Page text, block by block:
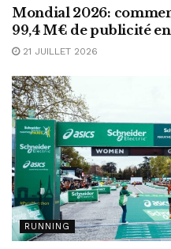
Mondial 2026:
99,4 M€ de publicité
21 JUILLET 2026
RUNNING